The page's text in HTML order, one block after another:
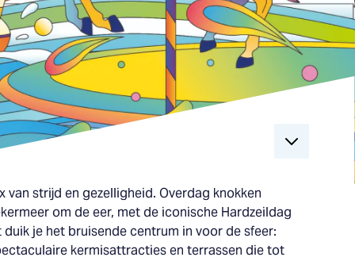
van strijd en gezelligheid. Overdag knokken
om de eer, met de iconische Hardzeildag
je het bruisende centrum in voor de sfeer:
kermisattracties en terrassen die tot